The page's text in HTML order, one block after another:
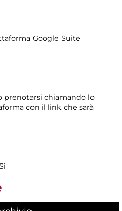
Google Suite
prenotarsi chiamando lo
con il link che sarà